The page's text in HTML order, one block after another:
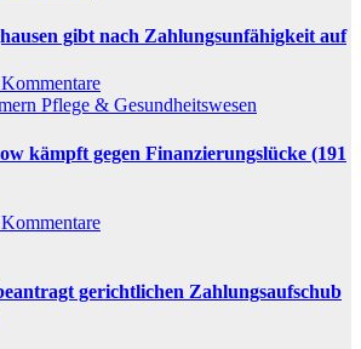
gibt nach Zahlungsunfähigkeit auf
Pflege & Gesundheitswesen
kämpft gegen Finanzierungslücke (191
gerichtlichen Zahlungsaufschub